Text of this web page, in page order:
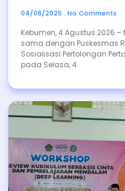
04/08/2026 No Comments
Kebumen, 4 Agustus 2026 –
sama dengan Puskesmas
Sosialisasi Pertolongan
pada Selasa, 4